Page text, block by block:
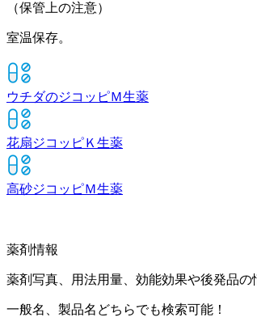
（保管上の注意）
室温保存。
ウチダのジコッピＭ生薬
花扇ジコッピＫ 生薬
高砂ジコッピＭ生薬
薬剤情報
薬剤写真、用法用量、効能効果や後発品
一般名、製品名どちらでも検索可能！